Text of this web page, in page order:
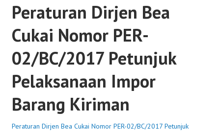
Peraturan Dirjen Bea
Cukai Nomor PER-
02/BC/2017 Petunjuk
Pelaksanaan Impor
Barang Kiriman
Peraturan Dirjen Bea Cukai Nomor PER-02/BC/2017 Petunjuk